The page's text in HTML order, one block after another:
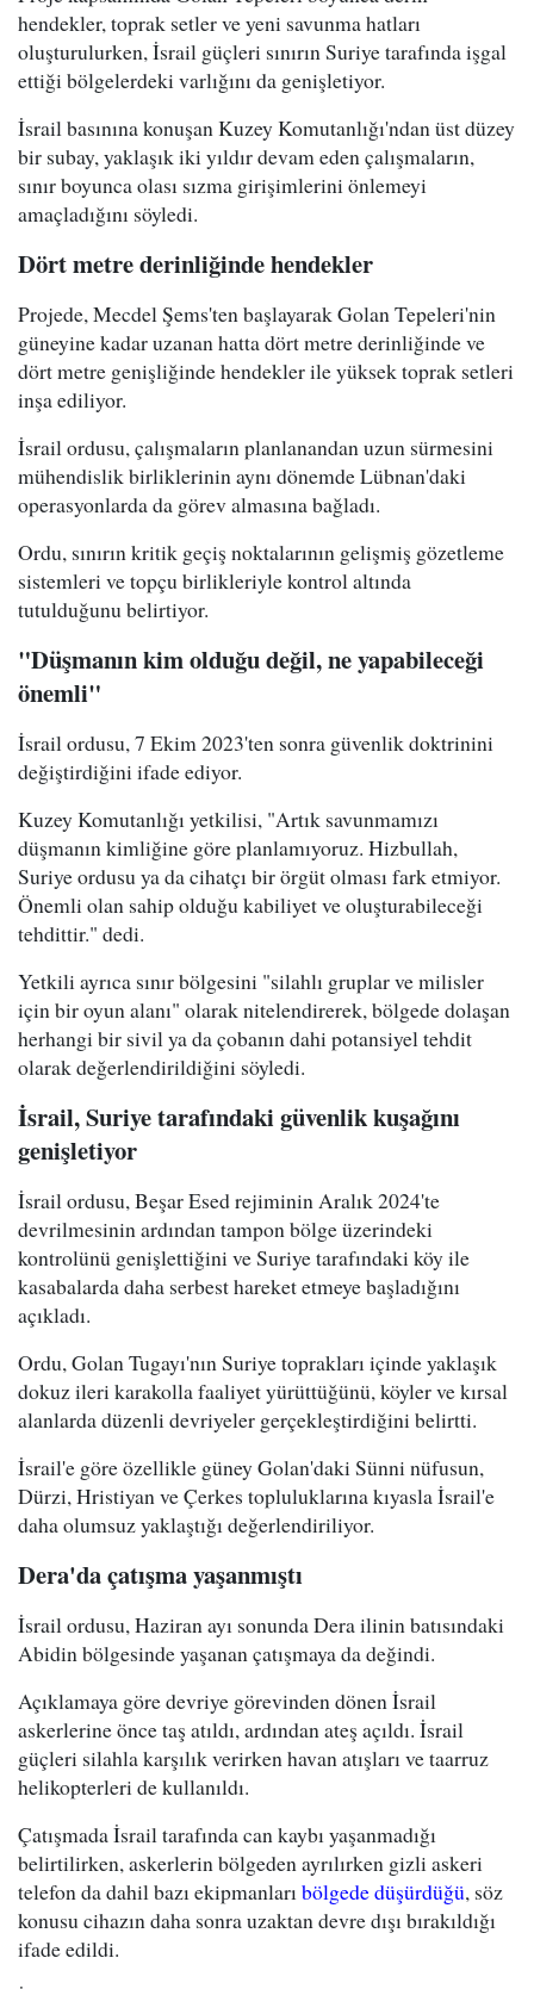
hendekler, toprak setler ve yeni savunma hatları
oluşturulurken, İsrail güçleri sınırın Suriye tarafında işgal
ettiği bölgelerdeki varlığını da genişletiyor.
İsrail basınına konuşan Kuzey Komutanlığı'ndan üst düzey
bir subay, yaklaşık iki yıldır devam eden çalışmaların,
sınır boyunca olası sızma girişimlerini önlemeyi
amaçladığını söyledi.
Dört metre derinliğinde hendekler
Projede, Mecdel Şems'ten başlayarak Golan Tepeleri'nin
güneyine kadar uzanan hatta dört metre derinliğinde ve
dört metre genişliğinde hendekler ile yüksek toprak setleri
inşa ediliyor.
İsrail ordusu, çalışmaların planlanandan uzun sürmesini
mühendislik birliklerinin aynı dönemde Lübnan'daki
operasyonlarda da görev almasına bağladı.
Ordu, sınırın kritik geçiş noktalarının gelişmiş gözetleme
sistemleri ve topçu birlikleriyle kontrol altında
tutulduğunu belirtiyor.
"Düşmanın kim olduğu değil, ne yapabileceği
önemli"
İsrail ordusu, 7 Ekim 2023'ten sonra güvenlik doktrinini
değiştirdiğini ifade ediyor.
Kuzey Komutanlığı yetkilisi, "Artık savunmamızı
düşmanın kimliğine göre planlamıyoruz. Hizbullah,
Suriye ordusu ya da cihatçı bir örgüt olması fark etmiyor.
Önemli olan sahip olduğu kabiliyet ve oluşturabileceği
tehdittir." dedi.
Yetkili ayrıca sınır bölgesini "silahlı gruplar ve milisler
için bir oyun alanı" olarak nitelendirerek, bölgede dolaşan
herhangi bir sivil ya da çobanın dahi potansiyel tehdit
olarak değerlendirildiğini söyledi.
İsrail, Suriye tarafındaki güvenlik kuşağını
genişletiyor
İsrail ordusu, Beşar Esed rejiminin Aralık 2024'te
devrilmesinin ardından tampon bölge üzerindeki
kontrolünü genişlettiğini ve Suriye tarafındaki köy ile
kasabalarda daha serbest hareket etmeye başladığını
açıkladı.
Ordu, Golan Tugayı'nın Suriye toprakları içinde yaklaşık
dokuz ileri karakolla faaliyet yürüttüğünü, köyler ve kırsal
alanlarda düzenli devriyeler gerçekleştirdiğini belirtti.
İsrail'e göre özellikle güney Golan'daki Sünni nüfusun,
Dürzi, Hristiyan ve Çerkes topluluklarına kıyasla İsrail'e
daha olumsuz yaklaştığı değerlendiriliyor.
Dera'da çatışma yaşanmıştı
İsrail ordusu, Haziran ayı sonunda Dera ilinin batısındaki
Abidin bölgesinde yaşanan çatışmaya da değindi.
Açıklamaya göre devriye görevinden dönen İsrail
askerlerine önce taş atıldı, ardından ateş açıldı. İsrail
güçleri silahla karşılık verirken havan atışları ve taarruz
helikopterleri de kullanıldı.
Çatışmada İsrail tarafında can kaybı yaşanmadığı
belirtilirken, askerlerin bölgeden ayrılırken gizli askeri
telefon da dahil bazı ekipmanlarıbölgede düşürdüğü, söz
konusu cihazın daha sonra uzaktan devre dışı bırakıldığı
ifade edildi.